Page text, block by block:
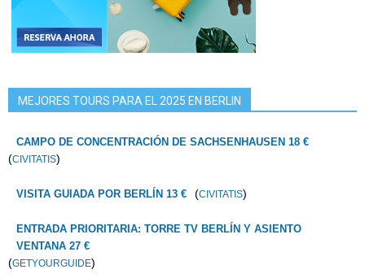
MEJORES TOURS PARA EL 2025 EN BERLIN
CAMPO DE CONCENTRACIÓN DE SACHSENHAUSEN 18 €
(CIVITATIS)
VISITA GUIADA POR BERLÍN 13 € (CIVITATIS)
ENTRADA PRIORITARIA: TORRE TV BERLÍN Y ASIENTO
VENTANA 27 €
(GETYOURGUIDE)